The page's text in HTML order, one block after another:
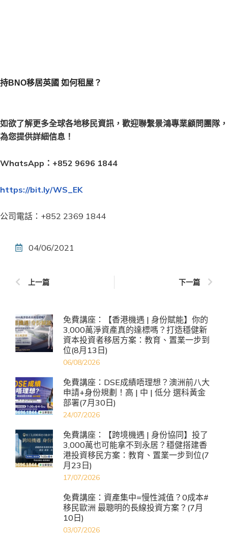
持BNO移居英國 如何租屋？
如欲了解更多全球各地移民資訊，歡迎聯繫景鴻專業顧問團隊，
為您提供詳細信息！
WhatsApp： +852 9696 1844
https://bit.ly/WS_EK
公司電話： +852 2369 1844
04/06/2021
上一篇 下一篇
免費講座：【香港機遇 | 身份賦能】你的
3,000萬淨資產真的達標嗎？打造穩健新
資本投資者移居方案：教育、置業一步到
位(8月13日)
06/08/2026
免費講座：DSE成績唔理想？澳洲前八大
申請+身份規劃！高 | 中 | 低分 選科黃金
部署(7月30日)
24/07/2026
免費講座：【跨境機遇 | 身份協同】投了
3,000萬也可能拿不到永居？穩健搭建香
港投資移民方案：教育、置業一步到位(7
月23日)
17/07/2026
免費講座：資產集中=慢性減值？0成本#
移民歐洲 最聰明的長線投資方案？(7月
10日)
03/07/2026